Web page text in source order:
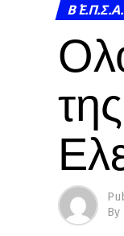
Β΄ Ε.Π.Σ.Α.
By